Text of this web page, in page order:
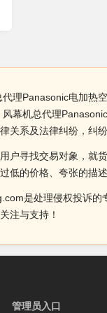
理Panasonic电加热
幕机总代理
关系及法律纠纷，纠
户寻找交易对象，就
低的价格、夸张的描
是处理侵权投诉
注与支持！
管理员入口